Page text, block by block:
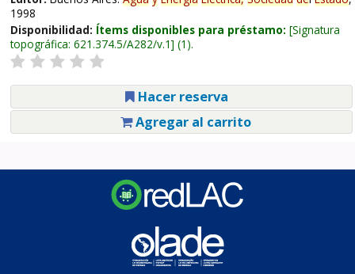
1998
Disponibilidad: Ítems disponibles para préstamo: Signatura
topográfica: 621.374.5/A282/v.1 (1).
Hacer reserva
Agregar al carrito